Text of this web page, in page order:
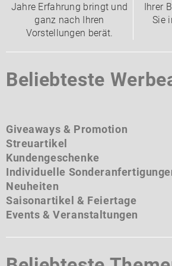
Jahre Erfahrung bringt und
ganz nach Ihren
Vorstellungen berät.
Ihrer
Sie
Beliebteste
Giveaways & Promotion
Streuartikel
Kundengeschenke
Individuelle
Neuheiten
Saisonartikel & Feiertage
Events & Veranstaltungen